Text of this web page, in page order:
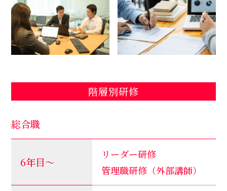
階層別研修
総合職
6年目～
リーダー研修
管理職研修（外部講師）